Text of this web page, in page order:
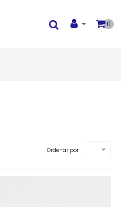
0
Ordenar por 